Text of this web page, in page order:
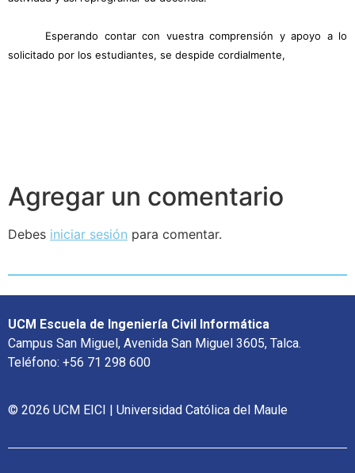
Esperando contar con vuestra comprensión y apoyo a lo
solicitado por los estudiantes, se despide cordialmente,
Agregar un comentario
Debes iniciar sesión para comentar.
UCM Escuela de Ingeniería Civil Informática
Campus San Miguel, Avenida San Miguel 3605, Talca.
Teléfono: +56 71 298 600
© 2026 UCM EICI | Universidad Católica del Maule